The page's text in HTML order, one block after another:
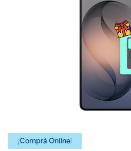
¡Comprá Online!